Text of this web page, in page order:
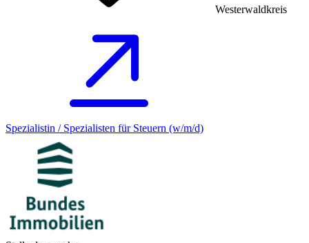
Westerwaldkreis
Spezialistin / Spezialisten für Steuern (w/m/d)